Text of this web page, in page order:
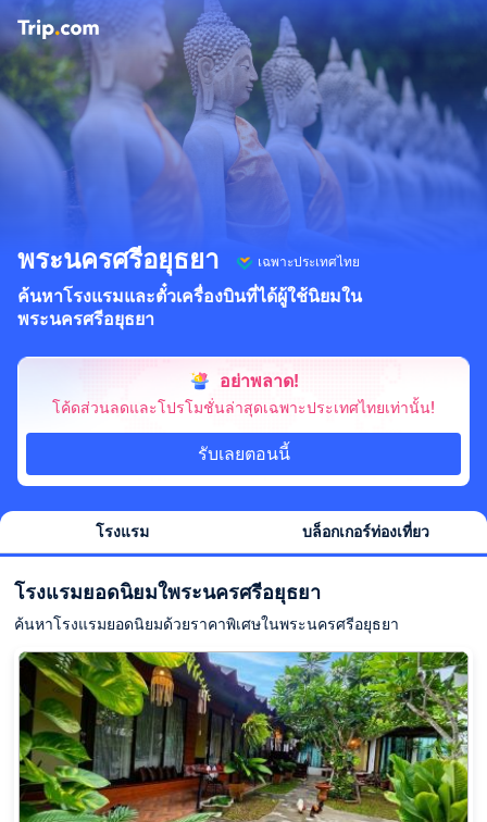
พระนครศรีอยุธยา เฉพาะประเทศไทย
ค้นหาโรงแรมและตั๋วเครื่องบินที่ได้ผู้ใช้นิยมใน
พระนครศรีอยุธยา
อย่าพลาด!
โค้ดส่วนลดและโปรโมชั่นล่าสุดเฉพาะประเทศไทยเท่านั้น!
รับเลยตอนนี้
โรงแรม บล็อกเกอร์ท่องเที่ยว
โรงแรมยอดนิยมใพระนครศรีอยุธยา
ค้นหาโรงแรมยอดนิยมด้วยราคาพิเศษในพระนครศรีอยุธยา